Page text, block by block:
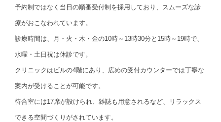
予約制ではなく当日の順番受付制を採用しており、スムーズな診
療がおこなわれています。
診療時間は、月・火・木・金の10時～13時30分と15時～19時で、
水曜・土日祝は休診です。
クリニックはビルの4階にあり、広めの受付カウンターでは丁寧な
案内が受けることが可能です。
待合室には17席が設けられ、雑誌も用意されるなど、リラックス
できる空間づくりがされています。